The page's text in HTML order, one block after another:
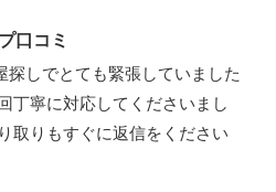
口コミ
探しでとても緊張していました
丁寧に対応してくださいまし
取りもすぐに返信をください